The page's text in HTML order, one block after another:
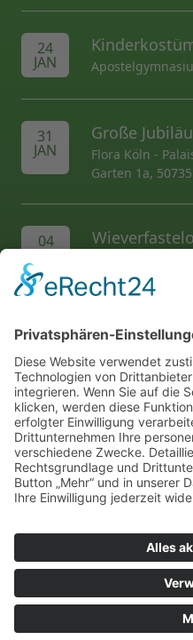
AL folgen...
Wir unterstützen die...
24
JAN
31
JAN
Große
Flora Köln -
Garten 1a,
04
FEB
Impressum
Ordentliches Mitglied